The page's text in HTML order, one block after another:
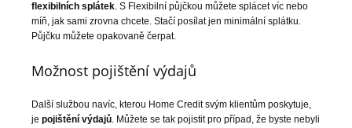
flexibilních splátek. S Flexibilní půjčkou můžete splácet víc nebo
míň, jak sami zrovna chcete. Stačí posílat jen minimální splátku.
Půjčku můžete opakovaně čerpat.
Možnost pojištění výdajů
Další službou navíc, kterou Home Credit svým klientům poskytuje,
je pojištění výdajů. Můžete se tak pojistit pro případ, že byste nebyli